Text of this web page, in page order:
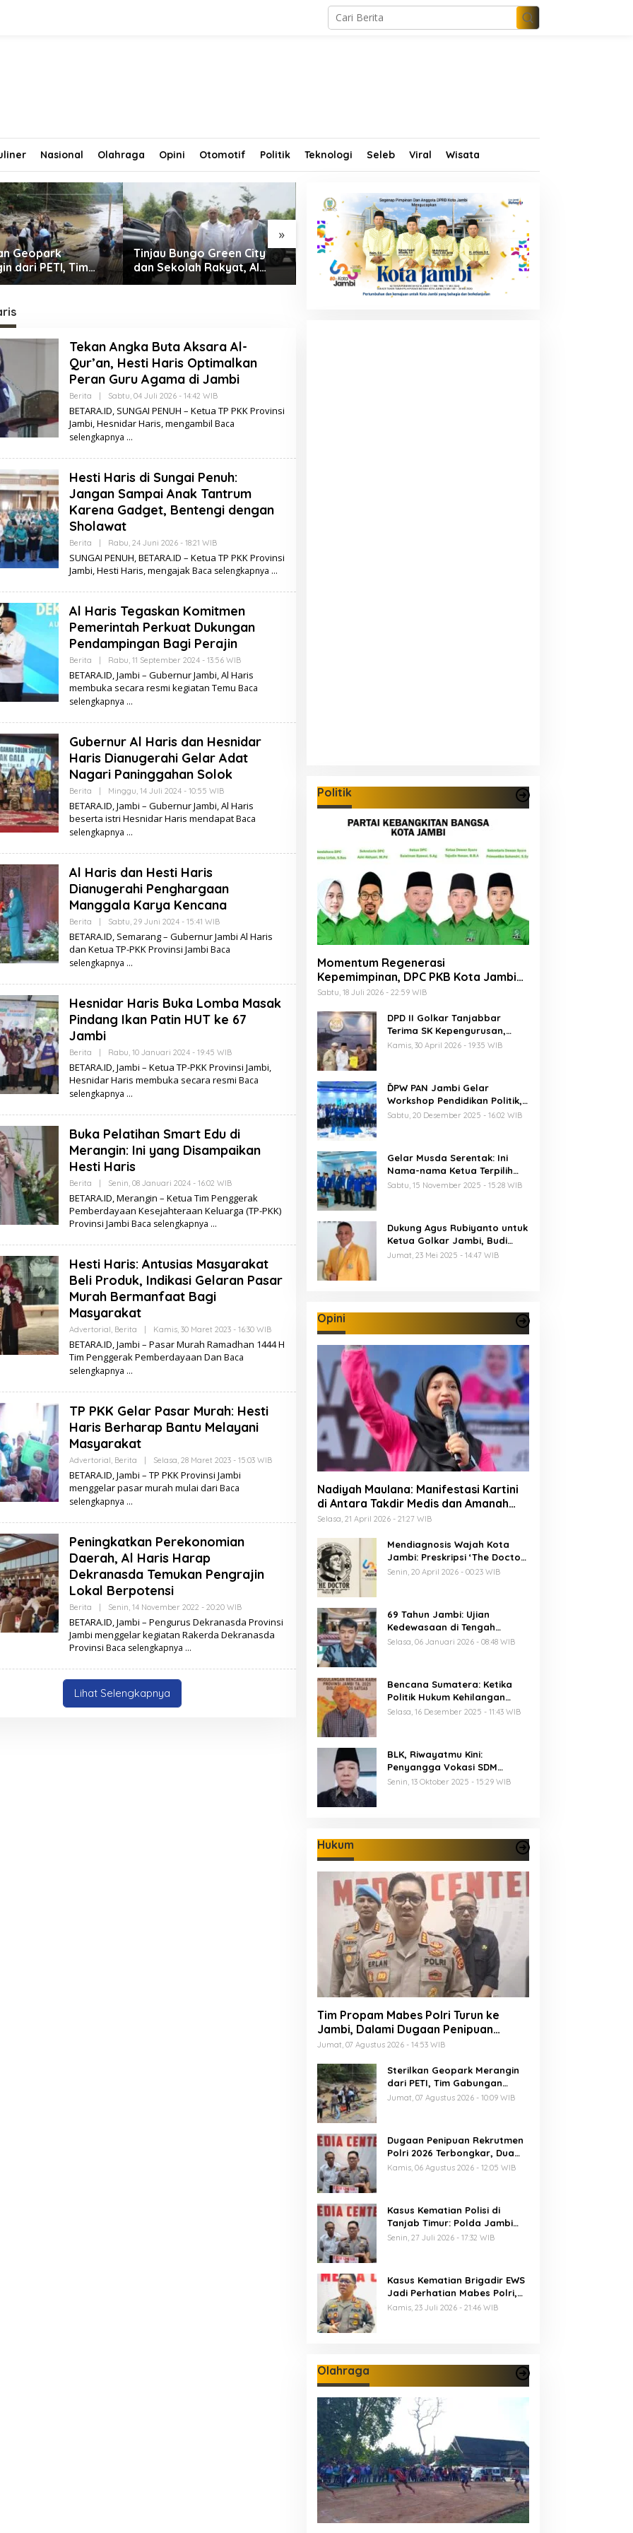
Nasional Olahraga Opini Otomotif Politik Teknologi Seleb Viral Wisata
»
Geopark
dari PETI, Tim
Temukan Empat
Tinjau Bungo Green City
dan Sekolah Rakyat, Al
Haris Tekankan Sinergi
Dugaan Penipuan
Rekrutmen Polri 2026
Terbongkar, Dua Oknum
Anggota Diamankan
Tim Propam Mabes Polri
Turun ke Jambi, Dalami
Dugaan Penipuan
Rekrutmen Polri
Tekan Angka Buta Aksara Al-
Qur’an, Hesti Haris Optimalkan
Peran Guru Agama di Jambi
Berita Sabtu, 04 Juli 2026 - 14:42 WIBO
L
E
H
R
A
.
D
BETARA.ID, SUNGAI PENUH – Ketua TP PKK Provinsi
Jambi, Hesnidar Haris, mengambil Baca
selengkapnya
Hesti Haris di Sungai Penuh:
Jangan Sampai Anak Tantrum
Karena Gadget, Bentengi dengan
Sholawat
Berita Rabu, 24 Juni 2026 - 18:21 WIBO
L
E
H
E
A
A
.
D
SUNGAI PENUH, BETARA.ID – Ketua TP PKK Provinsi
Jambi, Hesti Haris, mengajakBaca selengkapnya
Al Haris Tegaskan Komitmen
Pemerintah Perkuat Dukungan
Pendampingan Bagi Perajin
Berita Rabu, 11 September 2024 - 13:56 WIBO
E
H
R
A
.
BETARA.ID, Jambi – Gubernur Jambi, Al Haris
membuka secara resmi kegiatan Temu Baca
selengkapnya
Gubernur Al Haris dan Hesnidar
Haris Dianugerahi Gelar Adat
Nagari Paninggahan Solok
Berita Minggu, 14 Juli 2024 - 10:55 WIBO
L
E
H
.
D
BETARA.ID, Jambi – Gubernur Jambi, Al Haris
beserta istri Hesnidar Haris mendapatBaca
selengkapnya
Al Haris dan Hesti Haris
Dianugerahi Penghargaan
Manggala Karya Kencana
Berita Sabtu, 29 Juni 2024 - 15:41 WIBO
E
H
R
A
.
BETARA.ID, Semarang – Gubernur Jambi Al Haris
dan Ketua TP-PKK Provinsi Jambi Baca
selengkapnya
Hesnidar Haris Buka Lomba Masak
Pindang Ikan Patin HUT ke 67
Jambi
Berita Rabu, 10 Januari 2024 - 19:45 WIBO
E
H
R
A
.
BETARA.ID, Jambi – Ketua TP-PKK Provinsi Jambi,
Hesnidar Haris membuka secara resmi Baca
selengkapnya
Buka Pelatihan Smart Edu di
Merangin: Ini yang Disampaikan
Hesti Haris
Berita Senin, 08 Januari 2024 - 16:02 WIBO
E
H
T
R
.
BETARA.ID, Merangin – Ketua Tim Penggerak
Pemberdayaan Kesejahteraan Keluarga (TP-PKK)
Provinsi Jambi Baca selengkapnya
Hesti Haris: Antusias Masyarakat
Beli Produk, Indikasi Gelaran Pasar
Murah Bermanfaat Bagi
Masyarakat
Advertorial, Berita Kamis, 30 Maret 2023 - 16:30 WIBO
E
BETARA.ID, Jambi – Pasar Murah Ramadhan 1444 H
Tim Penggerak Pemberdayaan Dan Baca
selengkapnya
TP PKK Gelar Pasar Murah: Hesti
Haris Berharap Bantu Melayani
Masyarakat
Advertorial, Berita Selasa, 28 Maret 2023 - 15:03 WIBO
BETARA.ID, Jambi – TP PKK Provinsi Jambi
menggelar pasar murah mulai dari Baca
selengkapnya
Peningkatkan Perekonomian
Daerah, Al Haris Harap
Dekranasda Temukan Pengrajin
Lokal Berpotensi
Berita Senin, 14 November 2022 - 20:20 WIBO
E
H
T
BETARA.ID, Jambi – Pengurus Dekranasda Provinsi
Jambi menggelar kegiatan Rakerda Dekranasda
Provinsi Baca selengkapnya
Lihat Selengkapnya
Politik
Momentum Regenerasi
Kepemimpinan, DPC PKB Kota Jambi
Siap Sukseskan Harlah PKB ke-28
Sabtu, 18 Juli 2026 - 22:59 WIB
DPD II Golkar Tanjabbar
Terima SK Kepengurusan,
Perdana di Jambi Pasca
Kamis, 30 April 2026 - 19:35 WIB
ĎPW PAN Jambi Gelar
Workshop Pendidikan Politik,
Al Haris Ajak Kader Perkuat
Sabtu, 20 Desember 2025 - 16:02 WIB
Gelar Musda Serentak: Ini
Nama-nama Ketua Terpilih
DPD PAN di Jambi
Sabtu, 15 November 2025 - 15:28 WIB
Dukung Agus Rubiyanto untuk
Ketua Golkar Jambi, Budi
Setiawan: Regenerasi
Jumat, 23 Mei 2025 - 14:47 WIB
Opini
Nadiyah Maulana: Manifestasi Kartini
di Antara Takdir Medis dan Amanah
Publik
Selasa, 21 April 2026 - 21:27 WIB
Mendiagnosis Wajah Kota
Jambi: Preskripsi ‘The Doctor’
Menuju 625 Tahun Tanah Pilih
Senin, 20 April 2026 - 00:23 WIB
69 Tahun Jambi: Ujian
Kedewasaan di Tengah
Keterbatasan Anggaran
Selasa, 06 Januari 2026 - 08:48 WIB
Bencana Sumatera: Ketika
Politik Hukum Kehilangan
Arah dan Negara Kehilangan
Selasa, 16 Desember 2025 - 11:43 WIB
BLK, Riwayatmu Kini:
Penyangga Vokasi SDM
Provinsi Jambi
Senin, 13 Oktober 2025 - 15:29 WIB
Hukum
Tim Propam Mabes Polri Turun ke
Jambi, Dalami Dugaan Penipuan
Rekrutmen Polri
Jumat, 07 Agustus 2026 - 14:53 WIB
Sterilkan Geopark Merangin
dari PETI, Tim Gabungan
Temukan Empat Rakit
Jumat, 07 Agustus 2026 - 10:09 WIB
Dugaan Penipuan Rekrutmen
Polri 2026 Terbongkar, Dua
Oknum Anggota Diamankan
Kamis, 06 Agustus 2026 - 12:05 WIB
Kasus Kematian Polisi di
Tanjab Timur: Polda Jambi
Tetapkan 6 Tersangka
Senin, 27 Juli 2026 - 17:32 WIB
Kasus Kematian Brigadir EWS
Jadi Perhatian Mabes Polri,
Polda Jambi Periksa 18 Saksi
Kamis, 23 Juli 2026 - 21:46 WIB
Olahraga